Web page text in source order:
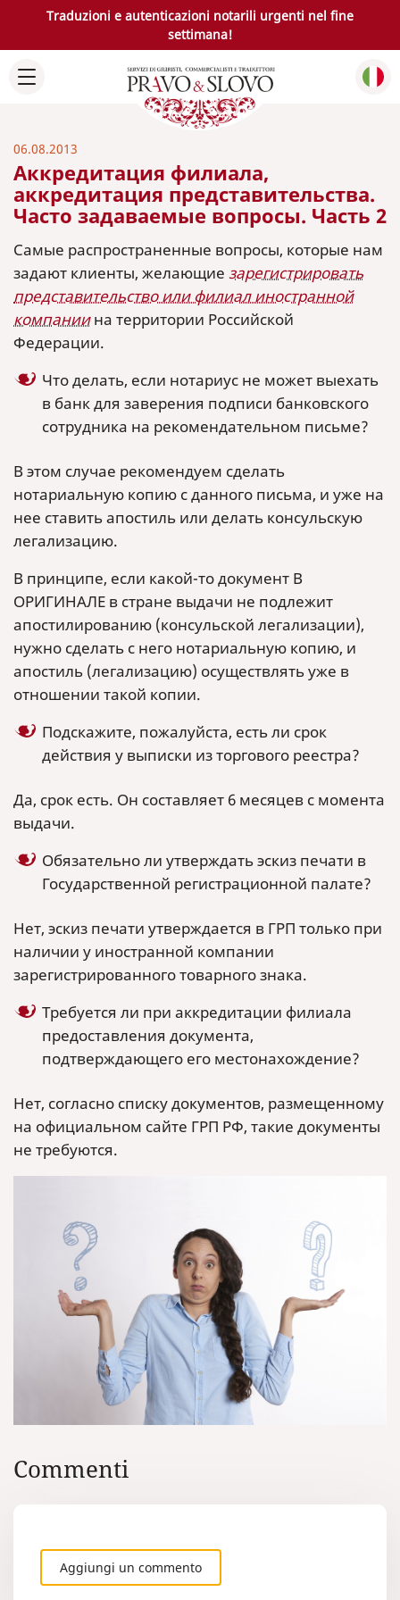
Traduzioni e autenticazioni notarili urgenti nel fine
settimana!
06.08.2013
Аккредитация филиала,
аккредитация представительства.
Часто задаваемые вопросы. Часть 2
Самые распространенные вопросы, которые нам
задают клиенты, желающие зарегистрировать
представительство или филиал иностранной
компаниина территории Российской
Федерации.
Что делать, если нотариус не может выехать
в банк для заверения подписи банковского
сотрудника на рекомендательном письме?
В этом случае рекомендуем сделать
нотариальную копию с данного письма, и уже на
нее ставить апостиль или делать консульскую
легализацию.
В принципе, если какой-то документ В
ОРИГИНАЛЕ в стране выдачи не подлежит
апостилированию (консульской легализации),
нужно сделать с него нотариальную копию, и
апостиль (легализацию) осуществлять уже в
отношении такой копии.
Подскажите, пожалуйста, есть ли срок
действия у выписки из торгового реестра?
Да, срок есть. Он составляет 6 месяцев с момента
выдачи.
Обязательно ли утверждать эскиз печати в
Государственной регистрационной палате?
Нет, эскиз печати утверждается в ГРП только при
наличии у иностранной компании
зарегистрированного товарного знака.
Требуется ли при аккредитации филиала
предоставления документа,
подтверждающего его местонахождение?
Нет, согласно списку документов, размещенному
на официальном сайте ГРП РФ, такие документы
не требуются.
Commenti
Aggiungi un commento